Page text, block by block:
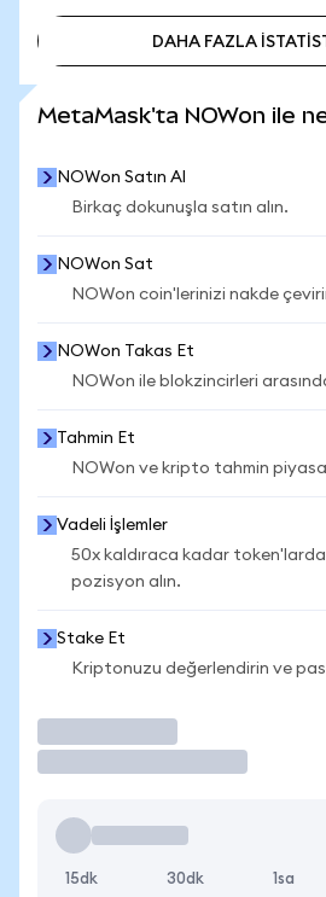
DAHA FAZLA
MetaMask'ta NOWon ile
NOWon Satın Al
Birkaç dokunuşla satın alın.
NOWon Sat
NOWon coin'lerinizi nakde
NOWon Takas Et
NOWon ile blokzincirleri
Tahmin Et
NOWon ve kripto tahmin
Vadeli İşlemler
50x kaldıraca kadar token'larda
pozisyon alın.
Stake Et
Kriptonuzu değerlendirin ve
15dk 30dk 1sa